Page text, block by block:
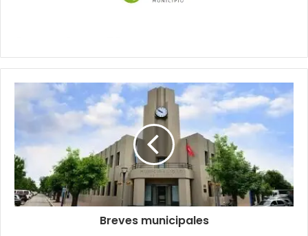
Breves municipales